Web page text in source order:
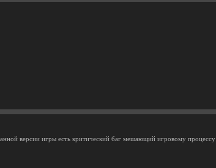
версии игры есть критический баг мешающий игровому процессу